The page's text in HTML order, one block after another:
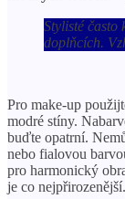
Stylisté často
doplňcích.
Pro make-up
modré stíny.
buďte opatrní.
nebo fialovou
pro harmonický
je co nejpřirozenější.